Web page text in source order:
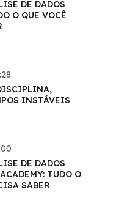
DE DADOS
O QUE VOCÊ
INSTÁVEIS
DE DADOS
TUDO O
SABER